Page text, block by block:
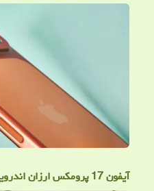
آیفون 17 پرومکس ارزان اندرویدی